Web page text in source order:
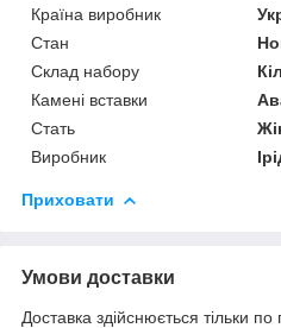
Країна виробник
Стан
Склад набору
Камені вставки
Стать
Виробник
Приховати
Умови доставки
Доставка здійснюється тільки по